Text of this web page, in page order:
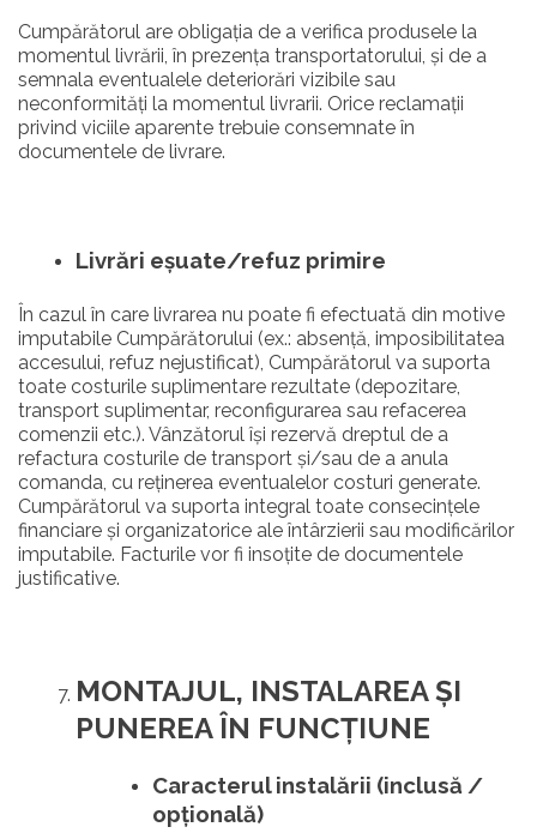
Cumpărătorul are obligația de a verifica produsele la
momentul livrării, în prezența transportatorului, și de a
semnala eventualele deteriorări vizibile sau
neconformități la momentul livrarii. Orice reclamații
privind viciile aparente trebuie consemnate în
documentele de livrare.
Livrări eșuate/refuz primire
În cazul în care livrarea nu poate fi efectuată din motive
imputabile Cumpărătorului (ex.: absență, imposibilitatea
accesului, refuz nejustificat), Cumpărătorul va suporta
toate costurile suplimentare rezultate (depozitare,
transport suplimentar, reconfigurarea sau refacerea
comenzii etc.). Vânzătorul își rezervă dreptul de a
refactura costurile de transport și/sau de a anula
comanda, cu reținerea eventualelor costuri generate.
Cumpărătorul va suporta integral toate consecințele
financiare și organizatorice ale întârzierii sau modificărilor
imputabile. Facturile vor fi insoțite de documentele
justificative.
MONTAJUL, INSTALAREAȘI
PUNEREA ÎN FUNCȚIUNE
Caracterul instalării (inclusă /
opțională)